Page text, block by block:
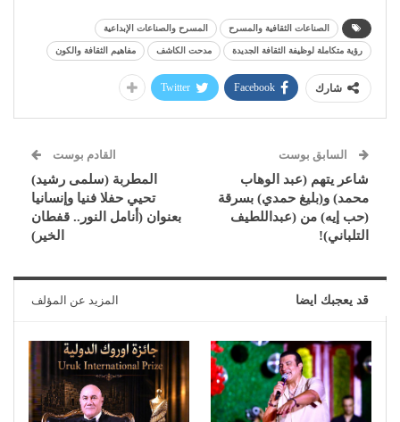
الصناعات الثقافية والمسرح المسرح والصناعات الإبداعية
رؤية متكاملة لوظيفة الثقافة الجديدة مدحت الكاشف مفاهيم الثقافة والكون
شارك Facebook
Twitter
السابق بوست
شاعر يتهم (عبد الوهاب
محمد) و(بليغ حمدي) بسرقة
(حب إيه) من (عبداللطيف
التلباني)!
القادم بوست
المطربة (سلمى رشيد)
تحيي حفلا فنيا وإنسانيا
بعنوان (أنامل النور.. قفطان
الخير)
قد يعجبك ايضا المزيد عن المؤلف